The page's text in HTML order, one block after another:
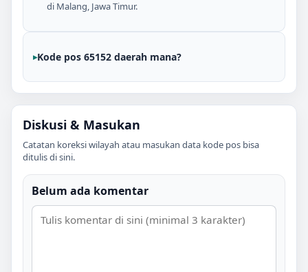
di Malang, Jawa Timur.
Kode pos 65152 daerah mana?
Diskusi & Masukan
Catatan koreksi wilayah atau masukan data kode pos bisa
ditulis di sini.
Belum ada komentar